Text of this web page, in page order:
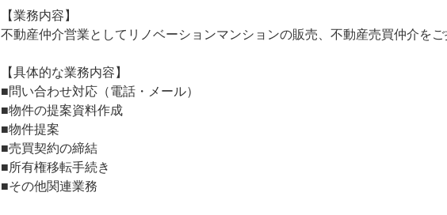
【業務内容】
不動産仲介営業としてリノベーションマンションの販売、不動産売買仲介を
【具体的な業務内容】
■問い合わせ対応（電話・メール）
■物件の提案資料作成
■物件提案
■売買契約の締結
■所有権移転手続き
■その他関連業務